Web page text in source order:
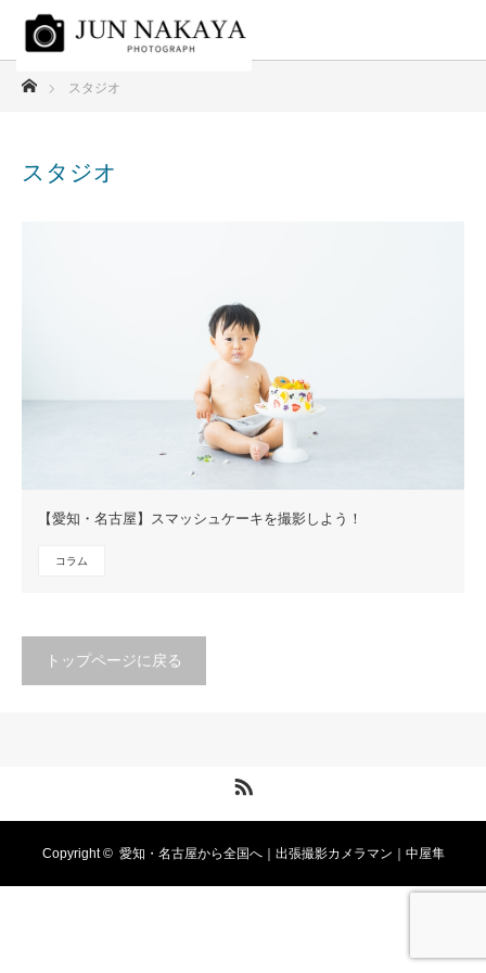
スタジオ
スタジオ
【愛知・名古屋】スマッシュケーキを撮影しよう！
コラム
トップページに戻る
Copyright © 愛知・名古屋から全国へ｜出張撮影カメラマン｜中屋隼